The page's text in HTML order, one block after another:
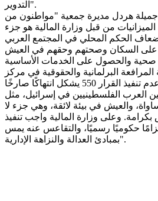
التدوير".
جميلة هردل مديرة جمعية "مواطنون من
من قبل وزارة المالية هو جزء
الحكم المحلي في المجتمع العربي
على السكان وصحتهم وحقهم في العيش
البرلمانية والحقوقية في مركز
مساواة، فقد أكدت أن "عدم تنفيذ القرار 550 يشكل انتهاكًا صارخًا
العرب الفلسطينيين في إسرائيل، مثل
والعيش في بيئة لائقة، وهي جزء لا
وعلى وزارة المالية واجب تنفيذ
حكوميًا رسميًا، والتقاعس عنه يمس
بمبادئ العدالة والنزاهة الإدارية".